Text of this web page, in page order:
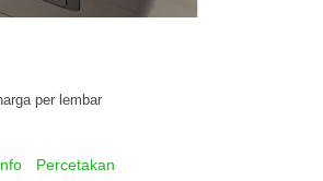
per lembar
Percetakan